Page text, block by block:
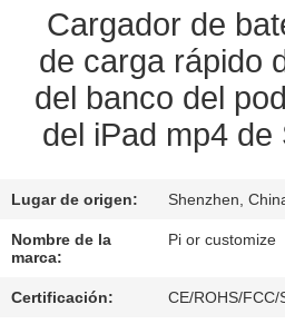
ÉNTRENOS
EN
CONTACTO
CON
PIDA
UNA
CITA
Cargador de
de carga rápido
del banco del
del iPad mp4 de
Lugar de origen: Shenzhen,
Nombre de la
marca:
Pi or customize
Certificación: CE/ROHS/FCC/